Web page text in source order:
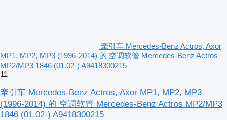
牵引车 Mercedes-Benz Actros, Axor
MP1, MP2, MP3 (1996-2014) 的 空调软管 Mercedes-Benz Actros
MP2/MP3 1846 (01.02-) A9418300215
11
牵引车 Mercedes-Benz Actros, Axor MP1, MP2, MP3
(1996-2014) 的 空调软管 Mercedes-Benz Actros MP2/MP3
1846 (01.02-) A9418300215